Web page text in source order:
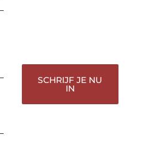
SCHRIJF JE NU
IN